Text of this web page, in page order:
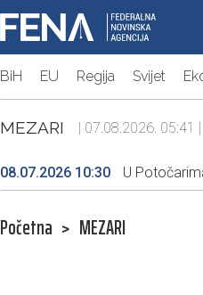
BiH EU Regija Svijet
MEZARI | 07.08.2026. 05:41 |
08.07.2026 10:30 U
Početna > MEZARI